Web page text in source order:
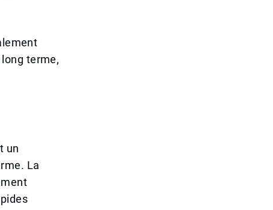
terme,
un
La